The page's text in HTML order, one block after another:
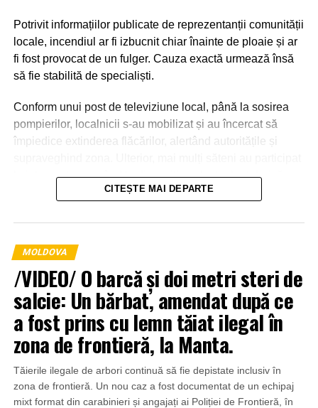
Potrivit informațiilor publicate de reprezentanții comunității
locale, incendiul ar fi izbucnit chiar înainte de ploaie și ar
fi fost provocat de un fulger. Cauza exactă urmează însă
să fie stabilită de specialiști.
Conform unui post de televiziune local, până la sosirea
pompierilor, localnicii s-au mobilizat și au încercat să
împiedice extinderea flăcărilor, alertând autoritățile și
la intervenție, punând la dispoziția salvatorilor tehnică
agricolă și transportând apă pentru stingerea incendiului.
CITEȘTE MAI DEPARTE
MOLDOVA
/VIDEO/ O barcă și doi metri steri de
salcie: Un bărbat, amendat după ce
a fost prins cu lemn tăiat ilegal în
zona de frontieră, la Manta.
Tăierile ilegale de arbori continuă să fie depistate inclusiv în
zona de frontieră. Un nou caz a fost documentat de un echipaj
mixt format din carabinieri și angajați ai Poliției de Frontieră, în